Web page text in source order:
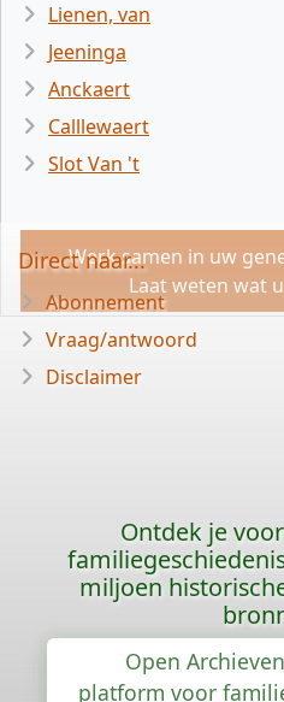
Lienen, van
Jeeninga
Anckaert
Calllewaert
Slot Van 't
Werk samen in uw
Laat weten wat
Direct naar...
Abonnement
Vraag/antwoord
Disclaimer
Ontdek je
miljoen
Open
platform voor